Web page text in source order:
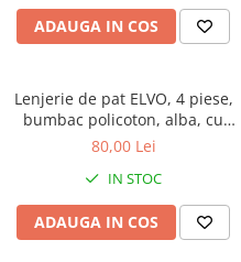
ADAUGA IN COS
Lenjerie de pat ELVO, 4 piese,
bumbac policoton, alba, cu
model oriental negru
80,00 Lei
IN STOC
ADAUGA IN COS